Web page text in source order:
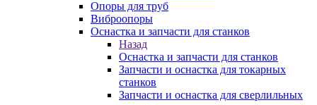
Опоры для труб
Виброопоры
Оснастка и запчасти для станков
Назад
Оснастка и запчасти для станков
Запчасти и оснастка для токарных
станков
Запчасти и оснастка для сверлильных